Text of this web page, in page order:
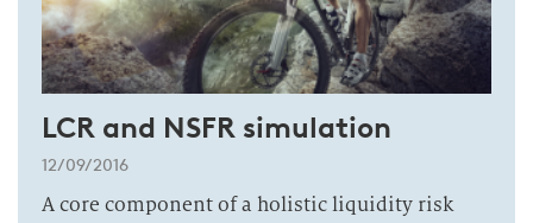
LCR and NSFR simulation
12/09/2016
A core component of a holistic liquidity risk